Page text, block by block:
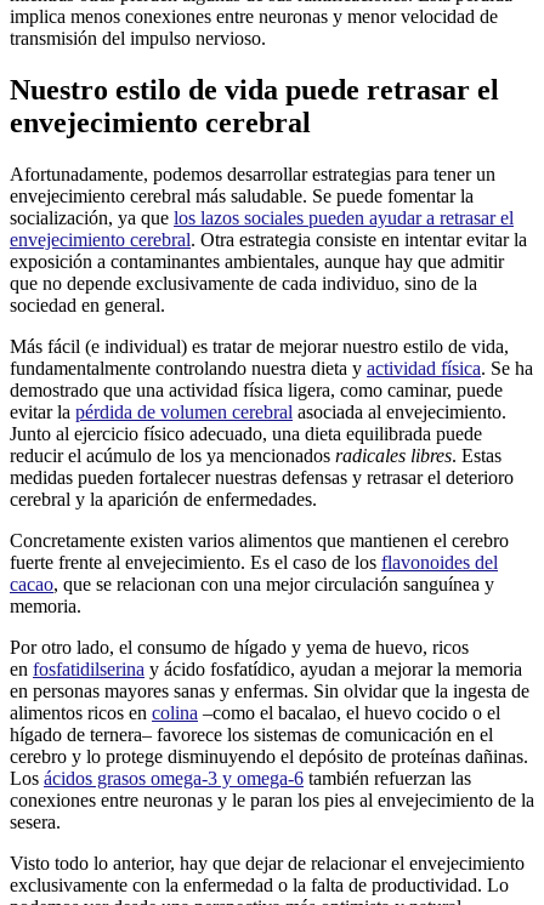
implica menos conexiones entre neuronas y menor velocidad de
transmisión del impulso nervioso.
Nuestro estilo de vida puede retrasar el
envejecimiento cerebral
Afortunadamente, podemos desarrollar estrategias para tener un
envejecimiento cerebral más saludable. Se puede fomentar la
socialización, ya que los lazos sociales pueden ayudar a retrasar el
envejecimiento cerebral. Otra estrategia consiste en intentar evitar la
exposición a contaminantes ambientales, aunque hay que admitir
que no depende exclusivamente de cada individuo, sino de la
sociedad en general.
Más fácil (e individual) es tratar de mejorar nuestro estilo de vida,
fundamentalmente controlando nuestra dieta y actividad física. Se ha
demostrado que una actividad física ligera, como caminar, puede
evitar la pérdida de volumen cerebral asociada al envejecimiento.
Junto al ejercicio físico adecuado, una dieta equilibrada puede
reducir el acúmulo de los ya mencionados radicales libres. Estas
medidas pueden fortalecer nuestras defensas y retrasar el deterioro
cerebral y la aparición de enfermedades.
Concretamente existen varios alimentos que mantienen el cerebro
fuerte frente al envejecimiento. Es el caso de los flavonoides del
cacao, que se relacionan con una mejor circulación sanguínea y
memoria.
Por otro lado, el consumo de hígado y yema de huevo, ricos
en fosfatidilserina y ácido fosfatídico, ayudan a mejorar la memoria
en personas mayores sanas y enfermas. Sin olvidar que la ingesta de
alimentos ricos en colina –como el bacalao, el huevo cocido o el
hígado de ternera– favorece los sistemas de comunicación en el
cerebro y lo protege disminuyendo el depósito de proteínas dañinas.
Los ácidos grasos omega-3 y omega-6 también refuerzan las
conexiones entre neuronas y le paran los pies al envejecimiento de la
sesera.
Visto todo lo anterior, hay que dejar de relacionar el envejecimiento
exclusivamente con la enfermedad o la falta de productividad. Lo